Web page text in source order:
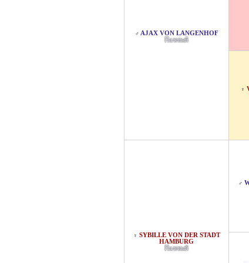
♂ AJAX VON LANGENHOF
Палевый
♀
♀ SYBILLE VON DER STADT
HAMBURG
Палевый
♂